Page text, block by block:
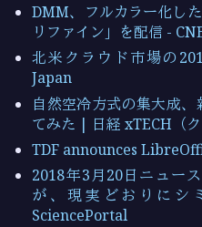
DMM、フルカラー化し
リファイン」を配信 -
北米クラウド市場の
Japan
自然空冷方式の集大成
てみた | 日経 xTECH（ク
TDF announces
2018年3月20日ニュー
が、現実どおりにシ
SciencePortal